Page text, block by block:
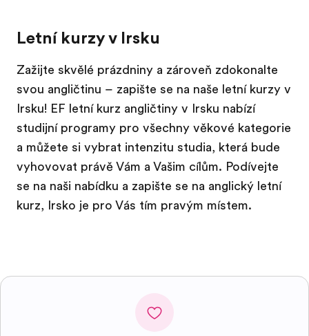
Letní kurzy v Irsku
Zažijte skvělé prázdniny a zároveň zdokonalte
svou angličtinu – zapište se na naše letní kurzy v
Irsku! EF letní kurz angličtiny v Irsku nabízí
studijní programy pro všechny věkové kategorie
a můžete si vybrat intenzitu studia, která bude
vyhovovat právě Vám a Vašim cílům. Podívejte
se na naši nabídku a zapište se na anglický letní
kurz, Irsko je pro Vás tím pravým místem.